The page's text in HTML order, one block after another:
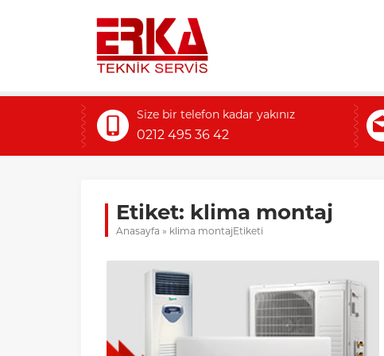
Size bir telefon kadar yakınız
0212 495 36 42
Etiket: klima montaj
Anasayfa » klima montajEtiketi